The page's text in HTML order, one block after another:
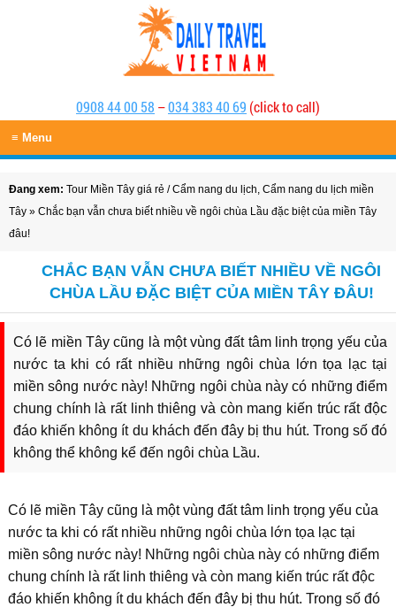
0908 44 00 58 –034 383 40 69 (click to call)
≡ Menu
Đang xem: Tour Miền Tây giá rẻ /Cẩm nang du lịch, Cẩm nang du lịch miền
Tây » Chắc bạn vẫn chưa biết nhiều về ngôi chùa Lầu đặc biệt của miền Tây
đâu!
CHẮC BẠN VẪN CHƯA BIẾT NHIỀU VỀ NGÔI
CHÙA LẦU ĐẶC BIỆT CỦA MIỀN TÂY ĐÂU!
Có lẽ miền Tây cũng là một vùng đất tâm linh trọng yếu của
nước ta khi có rất nhiều những ngôi chùa lớn tọa lạc tại
miền sông nước này! Những ngôi chùa này có những điểm
chung chính là rất linh thiêng và còn mang kiến trúc rất độc
đáo khiến không ít du khách đến đây bị thu hút. Trong số đó
không thể không kể đến ngôi chùa Lầu.
Có lẽ miền Tây cũng là một vùng đất tâm linh trọng yếu của
nước ta khi có rất nhiều những ngôi chùa lớn tọa lạc tại
miền sông nước này! Những ngôi chùa này có những điểm
chung chính là rất linh thiêng và còn mang kiến trúc rất độc
đáo khiến không ít du khách đến đây bị thu hút. Trong số đó